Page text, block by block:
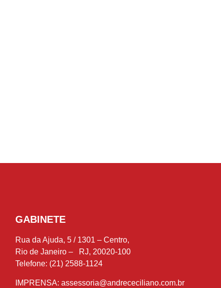
GABINETE
Rua da Ajuda, 5 / 1301 – Centro,
Rio de Janeiro – RJ, 20020-100
Telefone: (21) 2588-1124
IMPRENSA: assessoria@andrececiliano.com.br